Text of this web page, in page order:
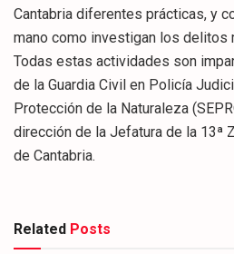
Cantabria diferentes prácticas, y
mano como investigan los delitos
Todas estas actividades son
de la Guardia Civil en Policía
Protección de la Naturaleza
dirección de la Jefatura de la 13ª
de Cantabria.
Related Posts